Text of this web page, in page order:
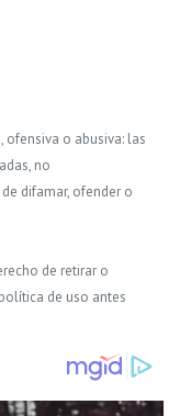
ofensiva o abusiva: las
no
difamar, ofender o
de retirar o
de uso antes